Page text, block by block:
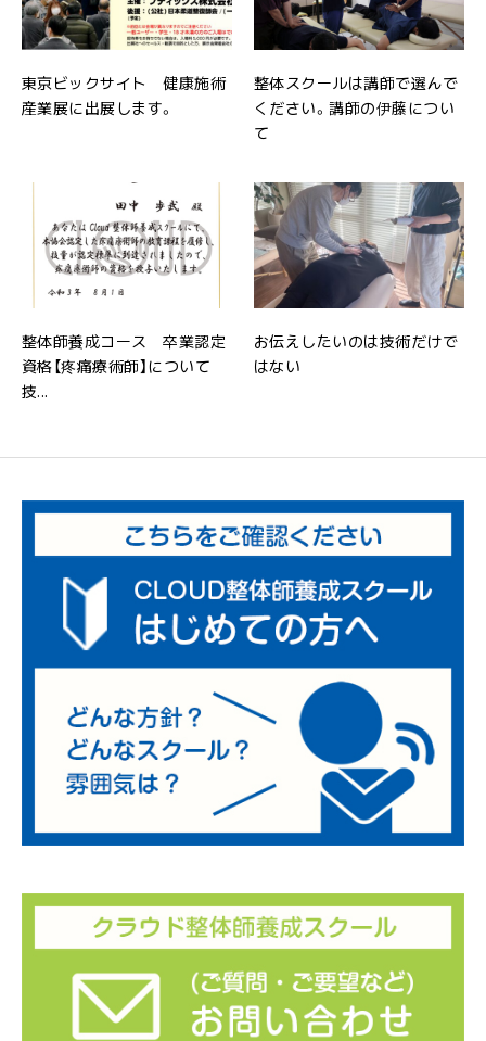
東京ビックサイト 健康施術
産業展に出展します。
整体スクールは講師で選んで
ください。講師の伊藤につい
て
整体師養成コース 卒業認定
資格【疼痛療術師】について
技...
お伝えしたいのは技術だけで
はない